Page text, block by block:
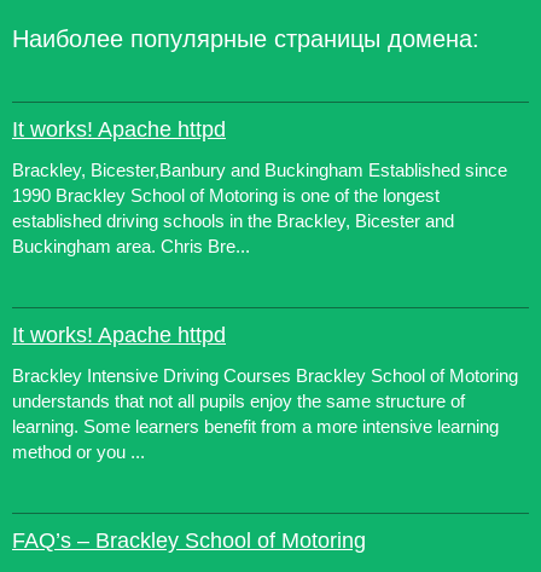
Наиболее популярные страницы домена:
It works! Apache httpd
Brackley, Bicester,Banbury and Buckingham Established since
1990 Brackley School of Motoring is one of the longest
established driving schools in the Brackley, Bicester and
Buckingham area. Chris Bre...
It works! Apache httpd
Brackley Intensive Driving Courses Brackley School of Motoring
understands that not all pupils enjoy the same structure of
learning. Some learners benefit from a more intensive learning
method or you ...
FAQ’s – Brackley School of Motoring